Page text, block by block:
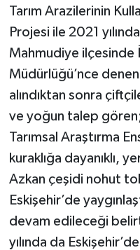
Tarım Arazilerinin
Projesi ile 2021
Mahmudiye ilçesinde
Müdürlüğü’nce
alındıktan sonra
ve yoğun talep
Tarımsal Araştırma
kuraklığa dayanıklı,
Azkan çeşidi nohut
Eskişehir’de
devam edileceği
yılında da